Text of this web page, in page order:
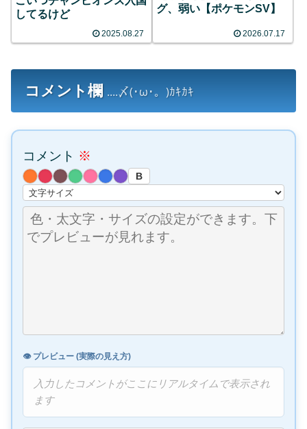
してるけど
2025.08.27
グ、弱い【ポケモンSV】
2026.07.17
コメント欄 ....〆(･ω･。)ｶｷｶｷ
コメント ※
B
👁️ プレビュー (実際の見え方)
入力したコメントがここにリアルタイムで表示され
ます